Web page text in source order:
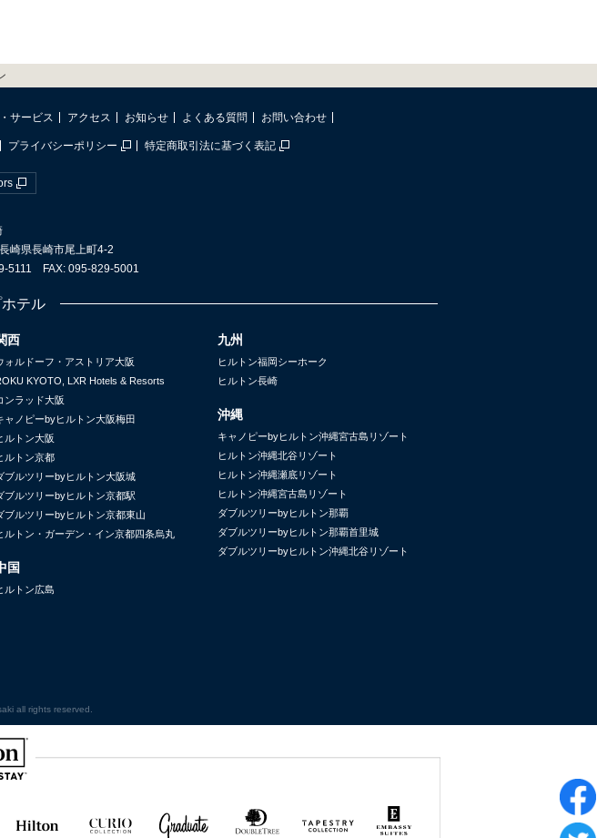
サービス アクセス お知らせ よくある質問 お問い合わせ
プライバシーポリシー 特定商取引法に基づく表記
崎県長崎市尾上町4-2
5111 FAX: 095-829-5001
テル
西
ォルドーフ・アストリア大阪
KYOTO, LXR Hotels & Resorts
ンラッド大阪
ャノピーbyヒルトン大阪梅田
ルトン大阪
ルトン京都
ブルツリーbyヒルトン大阪城
ブルツリーbyヒルトン京都駅
ブルツリーbyヒルトン京都東山
ルトン・ガーデン・イン京都四条烏丸
国
ルトン広島
九州
ヒルトン福岡シーホーク
ヒルトン長崎
沖縄
キャノピーbyヒルトン沖縄宮古島リゾート
ヒルトン沖縄北谷リゾート
ヒルトン沖縄瀬底リゾート
ヒルトン沖縄宮古島リゾート
ダブルツリーbyヒルトン那覇
ダブルツリーbyヒルトン那覇首里城
ダブルツリーbyヒルトン沖縄北谷リゾート
all rights reserved.
Hotels
&
Collection
DoubleTree
by
Hilton
Collection
by Hilton
Embassy
Suites
by